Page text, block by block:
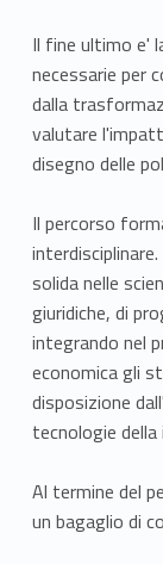
Il fine ultimo e'
necessarie per
dalla
valutare
disegno delle
Il percorso
solida nelle
giuridiche, di
integrando nel
economica gli
disposizione
tecnologie della
Al termine del
un bagaglio di